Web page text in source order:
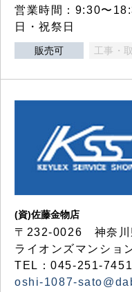
営業時間：9:30〜
日・祝祭日
販売可 工事・
(資)佐藤金物店
〒232-0026 神奈
ライオンズマンシ
TEL：045-251-
oshi-1087-